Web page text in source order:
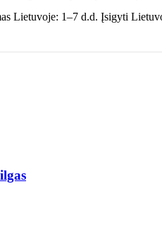
Lietuvoje: 1–7 d.d. Įsigyti